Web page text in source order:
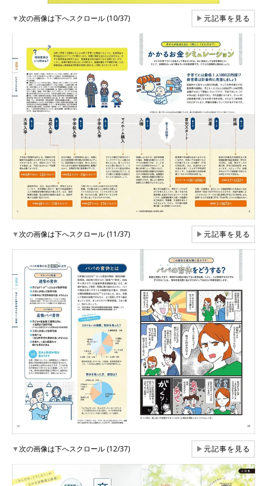
▼次の画像は下へスクロール (10/37) ▶元記事を見る
▼次の画像は下へスクロール (11/37) ▶元記事を見る
▼次の画像は下へスクロール (12/37) ▶元記事を見る